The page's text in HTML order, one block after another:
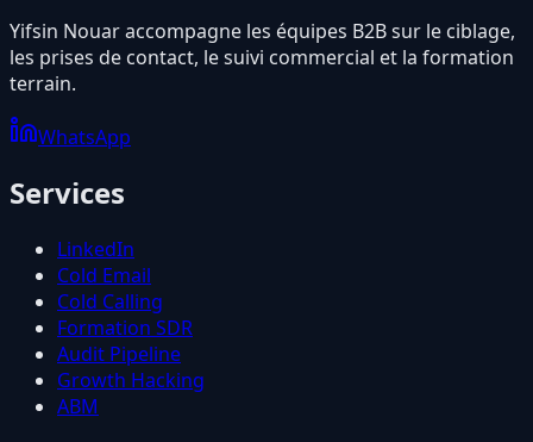
Yifsin Nouar accompagne les équipes B2B sur le ciblage,
les prises de contact, le suivi commercial et la formation
terrain.
WhatsApp
Services
LinkedIn
Cold Email
Cold Calling
Formation SDR
Audit Pipeline
Growth Hacking
ABM